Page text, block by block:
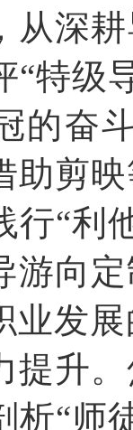
从深
“特级
的奋
助剪
行“利
游向
业发
提升
析“师